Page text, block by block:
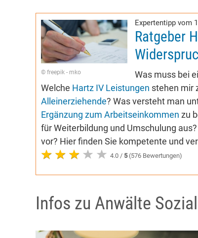
© freepik - mko
Expertentipp vom
Ratgeber
Widerspruch
Was muss bei
Welche Hartz IV Leistungen stehen mir
Alleinerziehende? Was versteht man
Ergänzung zum Arbeitseinkommen zu
für Weiterbildung und Umschulung
vor? Hier finden Sie kompetente und
4.0 / 5(576 Bewertungen)
Infos zu Anwälte